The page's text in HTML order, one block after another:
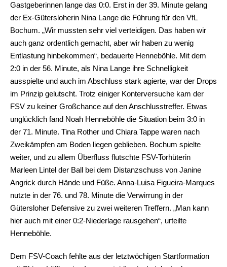
Gastgeberinnen lange das 0:0. Erst in der 39. Minute gelang
der Ex-Gütersloherin Nina Lange die Führung für den VfL
Bochum. „Wir mussten sehr viel verteidigen. Das haben wir
auch ganz ordentlich gemacht, aber wir haben zu wenig
Entlastung hinbekommen“, bedauerte Henneböhle. Mit dem
2:0 in der 56. Minute, als Nina Lange ihre Schnelligkeit
ausspielte und auch im Abschluss stark agierte, war der Drops
im Prinzip gelutscht. Trotz einiger Konterversuche kam der
FSV zu keiner Großchance auf den Anschlusstreffer. Etwas
unglücklich fand Noah Henneböhle die Situation beim 3:0 in
der 71. Minute. Tina Rother und Chiara Tappe waren nach
Zweikämpfen am Boden liegen geblieben. Bochum spielte
weiter, und zu allem Überfluss flutschte FSV-Torhüterin
Marleen Lintel der Ball bei dem Distanzschuss von Janine
Angrick durch Hände und Füße. Anna-Luisa Figueira-Marques
nutzte in der 76. und 78. Minute die Verwirrung in der
Gütersloher Defensive zu zwei weiteren Treffern. „Man kann
hier auch mit einer 0:2-Niederlage rausgehen“, urteilte
Henneböhle.
Dem FSV-Coach fehlte aus der letztwöchigen Startformation